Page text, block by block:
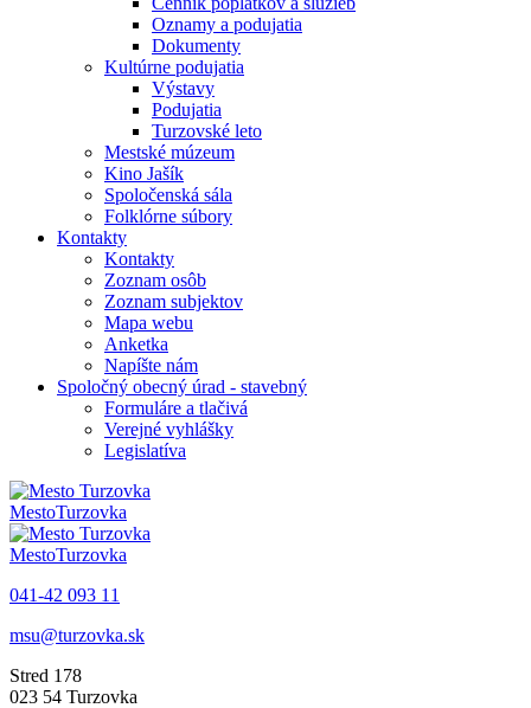
Oznamy a podujatia
Dokumenty
Kultúrne podujatia
Výstavy
Podujatia
Turzovské leto
Mestské múzeum
Kino Jašík
Spoločenská sála
Folklórne súbory
Kontakty
Kontakty
Zoznam osôb
Zoznam subjektov
Mapa webu
Anketka
Napíšte nám
Spoločný obecný úrad - stavebný
Formuláre a tlačivá
Verejné vyhlášky
Legislatíva
MestoTurzovka
MestoTurzovka
041-42 093 11
msu@turzovka.sk
Stred 178
023 54 Turzovka